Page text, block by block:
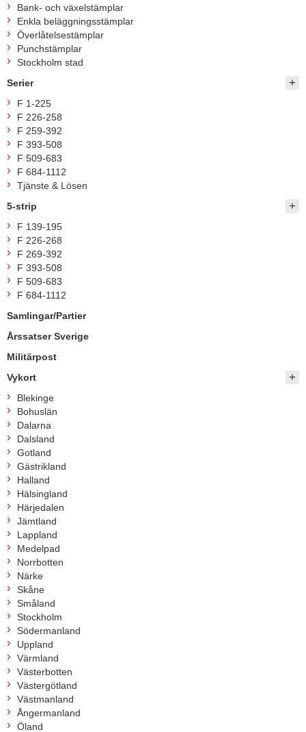
Bank- och växelstämplar
Enkla beläggningsstämplar
Överlåtelsestämplar
Punchstämplar
Stockholm stad
Serier
F 1-225
F 226-258
F 259-392
F 393-508
F 509-683
F 684-1112
Tjänste & Lösen
5-strip
F 139-195
F 226-268
F 269-392
F 393-508
F 509-683
F 684-1112
Samlingar/Partier
Årssatser Sverige
Militärpost
Vykort
Blekinge
Bohuslän
Dalarna
Dalsland
Gotland
Gästrikland
Halland
Hälsingland
Härjedalen
Jämtland
Lappland
Medelpad
Norrbotten
Närke
Skåne
Småland
Stockholm
Södermanland
Uppland
Värmland
Västerbotten
Västergötland
Västmanland
Ångermanland
Öland